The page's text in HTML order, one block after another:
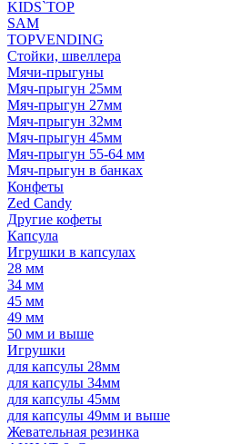
KIDS`TOP
SAM
TOPVENDING
Стойки, швеллера
Мячи-прыгуны
Мяч-прыгун 25мм
Мяч-прыгун 27мм
Мяч-прыгун 32мм
Мяч-прыгун 45мм
Мяч-прыгун 55-64 мм
Мяч-прыгун в банках
Конфеты
Zed Candy
Другие кофеты
Капсула
Игрушки в капсулах
28 мм
34 мм
45 мм
49 мм
50 мм и выше
Игрушки
для капсулы 28мм
для капсулы 34мм
для капсулы 45мм
для капсулы 49мм и выше
Жевательная резинка